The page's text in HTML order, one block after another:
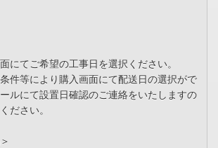
にてご希望の工事日を選択ください。
件等により購入画面にて配送日の選択がで
ルにて設置日確認のご連絡をいたしますの
ださい。